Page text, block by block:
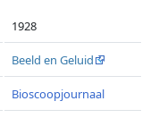
1928
Beeld en Geluid
Bioscoopjournaal